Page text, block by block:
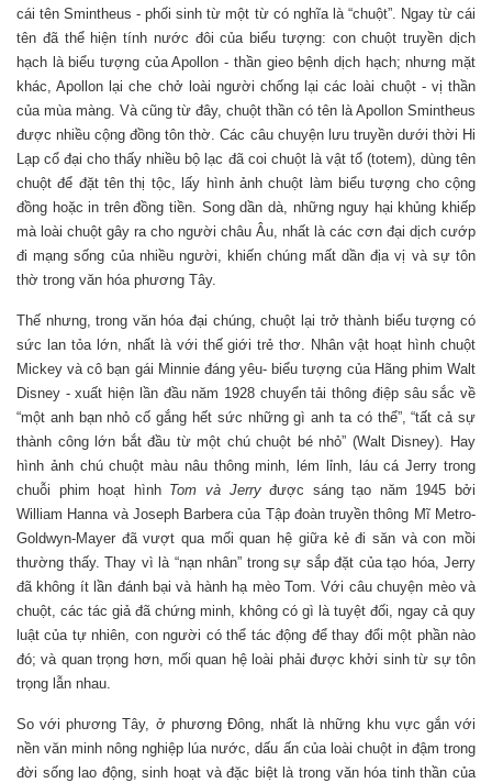
cái tên Smintheus - phối sinh từ một từ có nghĩa là “chuột”. Ngay từ cái
tên đã thể hiện tính nước đôi của biểu tượng: con chuột truyền dịch
hạch là biểu tượng của Apollon - thần gieo bệnh dịch hạch; nhưng mặt
khác, Apollon lại che chở loài người chống lại các loài chuột - vị thần
của mùa màng. Và cũng từ đây, chuột thần có tên là Apollon Smintheus
được nhiều cộng đồng tôn thờ. Các câu chuyện lưu truyền dưới thời Hi
Lạp cổ đại cho thấy nhiều bộ lạc đã coi chuột là vật tổ (totem), dùng tên
chuột để đặt tên thị tộc, lấy hình ảnh chuột làm biểu tượng cho cộng
đồng hoặc in trên đồng tiền. Song dần dà, những nguy hại khủng khiếp
mà loài chuột gây ra cho người châu Âu, nhất là các cơn đại dịch cướp
đi mạng sống của nhiều người, khiến chúng mất dần địa vị và sự tôn
thờ trong văn hóa phương Tây.
Thế nhưng, trong văn hóa đại chúng, chuột lại trở thành biểu tượng có
sức lan tỏa lớn, nhất là với thế giới trẻ thơ. Nhân vật hoạt hình chuột
Mickey và cô bạn gái Minnie đáng yêu- biểu tượng của Hãng phim Walt
Disney - xuất hiện lần đầu năm 1928 chuyển tải thông điệp sâu sắc về
“một anh bạn nhỏ cố gắng hết sức những gì anh ta có thể”, “tất cả sự
thành công lớn bắt đầu từ một chú chuột bé nhỏ” (Walt Disney). Hay
hình ảnh chú chuột màu nâu thông minh, lém lỉnh, láu cá Jerry trong
chuỗi phim hoạt hình Tom và Jerryđược sáng tạo năm 1945 bởi
William Hanna và Joseph Barbera của Tập đoàn truyền thông Mĩ Metro-
Goldwyn-Mayer đã vượt qua mối quan hệ giữa kẻ đi săn và con mồi
thường thấy. Thay vì là “nạn nhân” trong sự sắp đặt của tạo hóa, Jerry
đã không ít lần đánh bại và hành hạ mèo Tom. Với câu chuyện mèo và
chuột, các tác giả đã chứng minh, không có gì là tuyệt đối, ngay cả quy
luật của tự nhiên, con người có thể tác động để thay đổi một phần nào
đó; và quan trọng hơn, mối quan hệ loài phải được khởi sinh từ sự tôn
trọng lẫn nhau.
So với phương Tây, ở phương Đông, nhất là những khu vực gắn với
nền văn minh nông nghiệp lúa nước, dấu ấn của loài chuột in đậm trong
đời sống lao động, sinh hoạt và đặc biệt là trong văn hóa tinh thần của